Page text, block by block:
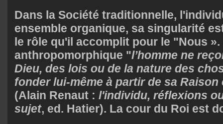
Dans la Société traditionnelle,
ensemble organique, sa singularité
le rôle qu'il accomplit pour le "Nous ».
anthropomorphique "l’homme ne
Dieu, des lois ou de la nature des
fonder lui-même à partir de sa
(Alain Renaut : l'individu, réflexions
sujet, ed. Hatier). La cour du Roi est